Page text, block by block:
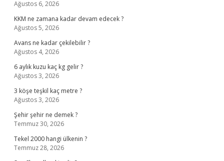
Ağustos 6, 2026
KKM ne zamana kadar devam edecek ?
Ağustos 5, 2026
Avans ne kadar çekilebilir ?
Ağustos 4, 2026
6 aylık kuzu kaç kg gelir ?
Ağustos 3, 2026
3 köşe teşkil kaç metre ?
Ağustos 3, 2026
Şehir şehir ne demek ?
Temmuz 30, 2026
Tekel 2000 hangi ülkenin ?
Temmuz 28, 2026